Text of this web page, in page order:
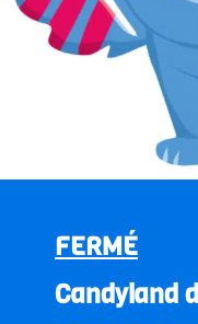
FERMÉ
Candyland